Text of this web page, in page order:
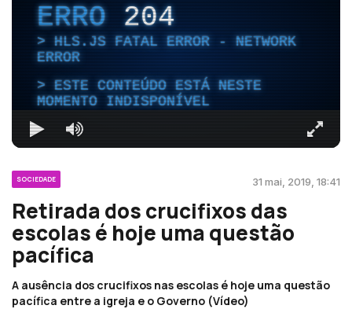
ERRO204
HLS.JS FATAL ERROR - NETWORK
ERROR
ESTE CONTEÚDO ESTÁ NESTE
MOMENTO INDISPONÍVEL
SOCIEDADE 31 mai, 2019, 18:41
Retirada dos crucifixos das
escolas é hoje uma questão
pacífica
A ausência dos crucifixos nas escolas é hoje uma questão
pacífica entre a igreja e o Governo (Vídeo)